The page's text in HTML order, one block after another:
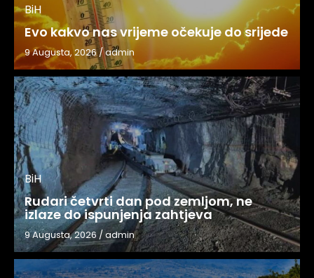
BiH
Evo kakvo nas vrijeme očekuje do srijede
9 Augusta, 2026/admin
BiH
Rudari četvrti dan pod zemljom, ne
izlaze do ispunjenja zahtjeva
9 Augusta, 2026 /admin